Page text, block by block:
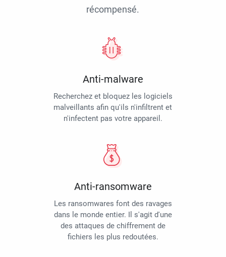
récompensé.
Anti-malware
Recherchez et bloquez les logiciels
malveillants afin qu'ils n'infiltrent et
n'infectent pas votre appareil.
Anti-ransomware
Les ransomwares font des ravages
dans le monde entier. Il s'agit d'une
des attaques de chiffrement de
fichiers les plus redoutées.